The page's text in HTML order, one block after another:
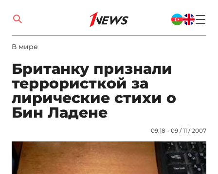
В мире
Британку признали
террористкой за
лирические стихи о
Бин Ладене
09:18 - 09 / 11 / 2007